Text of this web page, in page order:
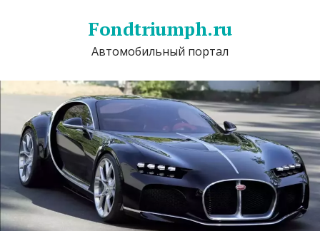
Fondtriumph.ru
Автомобильный портал